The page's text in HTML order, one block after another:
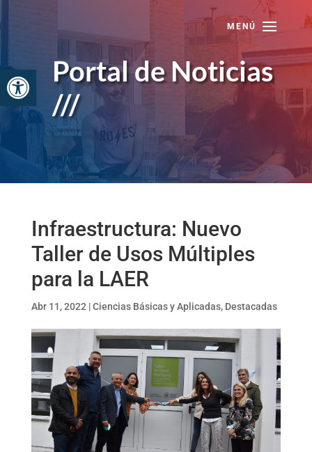
Abrir barra de herramientas
Portal de Noticias
///
Infraestructura: Nuevo
Taller de Usos Múltiples
para la LAER
Abr 11, 2022 |Ciencias Básicas y Aplicadas, Destacadas